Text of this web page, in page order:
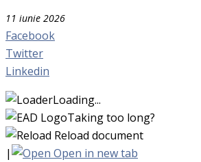
11 iunie 2026
Facebook
Twitter
Linkedin
Loading...
Taking too long?
Reload document
|
Open in new tab